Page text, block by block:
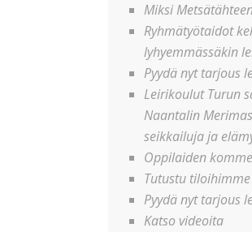
Miksi
Ryhmätyötaidot
lyhyemmässäkin
Pyydä nyt tarjous
Leirikoulut Turun
Naantalin
seikkailuja ja
Oppilaiden
Tutustu
Pyydä nyt tarjous
Katso videoita